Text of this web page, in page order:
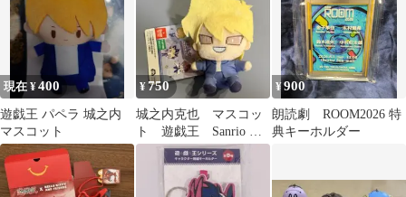
現在 ¥400
遊戯王 パペラ 城之内
マスコット
¥750
城之内克也 マスコッ
ト 遊戯王 Sanrio サ
ンリオコラボ
¥900
朗読劇 ROOM2026 特
典キーホルダー